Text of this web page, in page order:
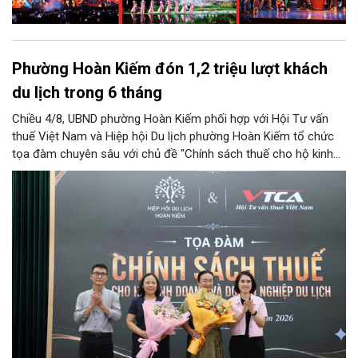
Phường Hoàn Kiếm đón 1,2 triệu lượt khách
du lịch trong 6 tháng
Chiều 4/8, UBND phường Hoàn Kiếm phối hợp với Hội Tư vấn
thuế Việt Nam và Hiệp hội Du lịch phường Hoàn Kiếm tổ chức
tọa đàm chuyên sâu với chủ đề "Chính sách thuế cho hộ kinh
doanh và doanh nghiệp du lịch".